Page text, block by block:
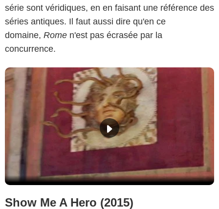
série sont véridiques, en en faisant une référence des
séries antiques. Il faut aussi dire qu'en ce
domaine, Rome n'est pas écrasée par la
concurrence.
Show Me A Hero (2015)